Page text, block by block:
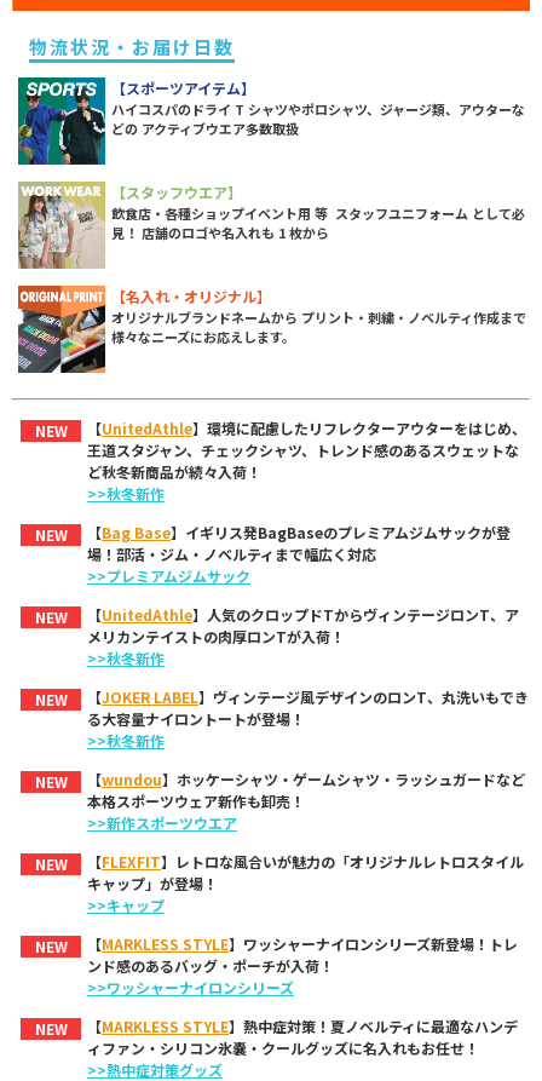
物流状況・お届け日数
【スポーツアイテム】
ハイコスパのドライ T シャツやポロシャツ、ジャージ類、アウターな
どの アクティブウエア多数取扱
【スタッフウエア】
飲食店・各種ショップイベント用 等 スタッフユニフォーム として必
見！ 店舗のロゴや名入れも 1 枚から
【名入れ・オリジナル】
オリジナルブランドネームから プリント・刺繍・ノベルティ作成まで
様々なニーズにお応えします。
NEW 【UnitedAthle】環境に配慮したリフレクターアウターをはじめ、
王道スタジャン、チェックシャツ、トレンド感のあるスウェットな
ど秋冬新商品が続々入荷！
>>秋冬新作
NEW
【Bag Base】イギリス発BagBaseのプレミアムジムサックが登
場！部活・ジム・ノベルティまで幅広く対応
>>プレミアムジムサック
NEW
【UnitedAthle】人気のクロップドTからヴィンテージロンT、ア
メリカンテイストの肉厚ロンTが入荷！
>>秋冬新作
NEW
【JOKER LABEL】ヴィンテージ風デザインのロンT、丸洗いもでき
る大容量ナイロントートが登場！
>>秋冬新作
NEW
【wundou】ホッケーシャツ・ゲームシャツ・ラッシュガードなど
本格スポーツウェア新作も卸売！
>>新作スポーツウエア
NEW
【FLEXFIT】レトロな風合いが魅力の「オリジナルレトロスタイル
キャップ」が登場！
>>キャップ
NEW
【MARKLESS STYLE】ワッシャーナイロンシリーズ新登場！トレ
ンド感のあるバッグ・ポーチが入荷！
>>ワッシャーナイロンシリーズ
NEW
【MARKLESS STYLE】熱中症対策！夏ノベルティに最適なハンデ
ィファン・シリコン氷嚢・クールグッズに名入れもお任せ！
>>熱中症対策グッズ